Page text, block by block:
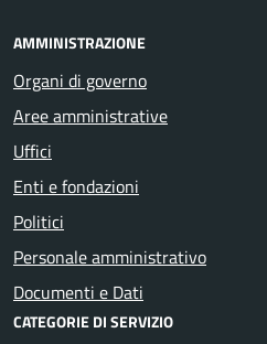
AMMINISTRAZIONE
Organi di governo
Aree amministrative
Uffici
Enti e fondazioni
Politici
Personale amministrativo
Documenti e Dati
CATEGORIE DI SERVIZIO